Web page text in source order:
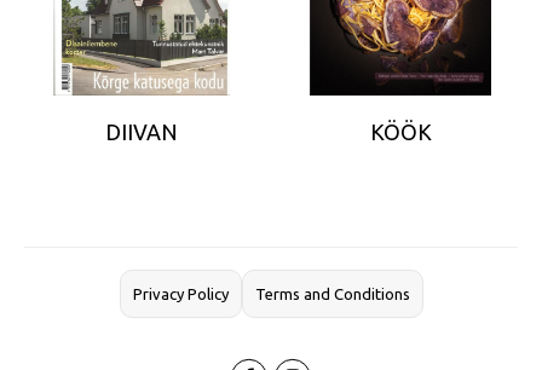
DIIVAN KÖÖK
Privacy Policy Terms and Conditions